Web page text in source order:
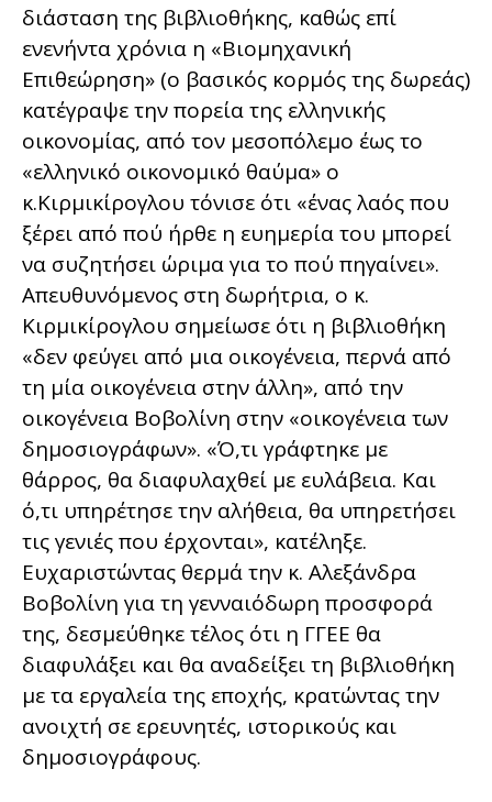
διάσταση της βιβλιοθήκης, καθώς επί
ενενήντα χρόνια η «Βιομηχανική
Επιθεώρηση» (ο βασικός κορμός της δωρεάς)
κατέγραψε την πορεία της ελληνικής
οικονομίας, από τον μεσοπόλεμο έως το
«ελληνικό οικονομικό θαύμα» ο
κ.Κιρμικίρογλου τόνισε ότι «ένας λαός που
ξέρει από πού ήρθε η ευημερία του μπορεί
να συζητήσει ώριμα για το πού πηγαίνει».
Απευθυνόμενος στη δωρήτρια, ο κ.
Κιρμικίρογλου σημείωσε ότι η βιβλιοθήκη
«δεν φεύγει από μια οικογένεια, περνά από
τη μία οικογένεια στην άλλη», από την
οικογένεια Βοβολίνη στην «οικογένεια των
δημοσιογράφων». «Ό,τι γράφτηκε με
θάρρος, θα διαφυλαχθεί με ευλάβεια. Και
ό,τι υπηρέτησε την αλήθεια, θα υπηρετήσει
τις γενιές που έρχονται», κατέληξε.
Ευχαριστώντας θερμά την κ. Αλεξάνδρα
Βοβολίνη για τη γενναιόδωρη προσφορά
της, δεσμεύθηκε τέλος ότι η ΓΓΕΕ θα
διαφυλάξει και θα αναδείξει τη βιβλιοθήκη
με τα εργαλεία της εποχής, κρατώντας την
ανοιχτή σε ερευνητές, ιστορικούς και
δημοσιογράφους.